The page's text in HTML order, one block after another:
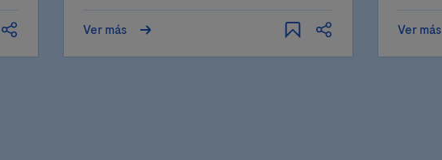
Ver más Ver más
Google
Copiar enlace
por el acceso, uso y contenidos de este sitio web.
Si deseas quedarte en Diálogo Roche da clic en "REGRESAR".
contenidos. Puedes hacer espacio borrando contenidos que ya no
sean de tu interés e intentarlo nuevamente.